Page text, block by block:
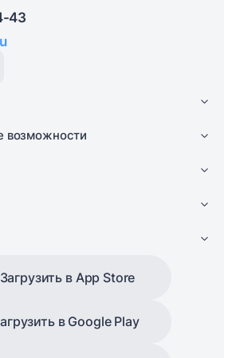
43
возможности
Загрузить в App Store
в Google Play